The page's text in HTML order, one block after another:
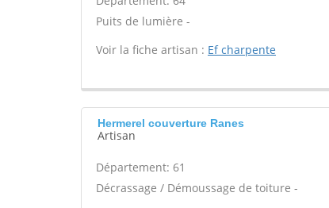
Puits de lumière -
Voir la fiche artisan : Ef charpente
Hermerel couverture Ranes
Artisan
Département: 61
Décrassage / Démoussage de toiture -